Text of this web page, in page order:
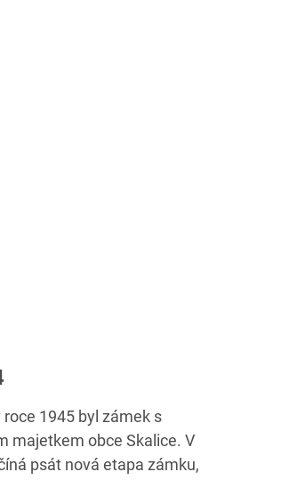
1945 byl zámek s
majetkem obce Skalice. V
psát nová etapa zámku,